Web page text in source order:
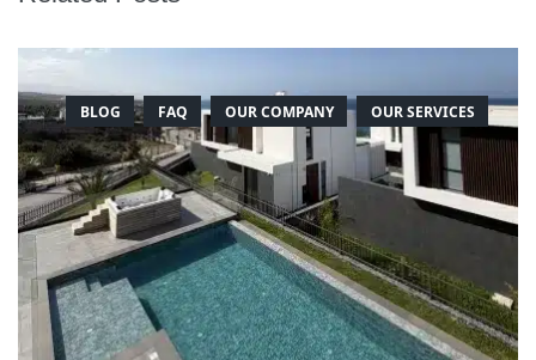
BLOG FAQ OUR COMPANY OUR SERVICES